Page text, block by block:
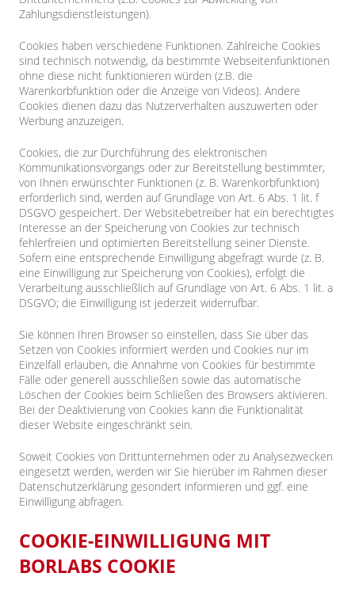
Zahlungsdienstleistungen).
Cookies haben verschiedene Funktionen. Zahlreiche Cookies
sind technisch notwendig, da bestimmte Webseitenfunktionen
ohne diese nicht funktionieren würden (z.B. die
Warenkorbfunktion oder die Anzeige von Videos). Andere
Cookies dienen dazu das Nutzerverhalten auszuwerten oder
Werbung anzuzeigen.
Cookies, die zur Durchführung des elektronischen
Kommunikationsvorgangs oder zur Bereitstellung bestimmter,
von Ihnen erwünschter Funktionen (z. B. Warenkorbfunktion)
erforderlich sind, werden auf Grundlage von Art. 6 Abs. 1 lit. f
DSGVO gespeichert. Der Websitebetreiber hat ein berechtigtes
Interesse an der Speicherung von Cookies zur technisch
fehlerfreien und optimierten Bereitstellung seiner Dienste.
Sofern eine entsprechende Einwilligung abgefragt wurde (z. B.
eine Einwilligung zur Speicherung von Cookies), erfolgt die
Verarbeitung ausschließlich auf Grundlage von Art. 6 Abs. 1 lit. a
DSGVO; die Einwilligung ist jederzeit widerrufbar.
Sie können Ihren Browser so einstellen, dass Sie über das
Setzen von Cookies informiert werden und Cookies nur im
Einzelfall erlauben, die Annahme von Cookies für bestimmte
Fälle oder generell ausschließen sowie das automatische
Löschen der Cookies beim Schließen des Browsers aktivieren.
Bei der Deaktivierung von Cookies kann die Funktionalität
dieser Website eingeschränkt sein.
Soweit Cookies von Drittunternehmen oder zu Analysezwecken
eingesetzt werden, werden wir Sie hierüber im Rahmen dieser
Datenschutzerklärung gesondert informieren und ggf. eine
Einwilligung abfragen.
COOKIE-EINWILLIGUNG MIT
BORLABS COOKIE